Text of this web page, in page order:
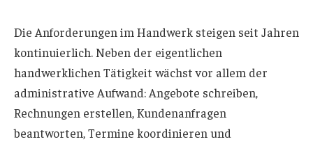
Die Anforderungen im Handwerk steigen seit Jahren
kontinuierlich. Neben der eigentlichen
handwerklichen Tätigkeit wächst vor allem der
administrative Aufwand: Angebote schreiben,
Rechnungen erstellen, Kundenanfragen
beantworten, Termine koordinieren und